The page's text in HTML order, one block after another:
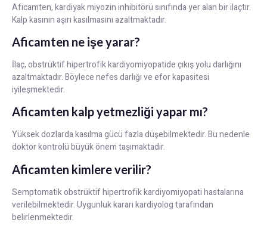
Aficamten, kardiyak miyozin inhibitörü sınıfında yer alan bir ilaçtır.
Kalp kasının aşırı kasılmasını azaltmaktadır.
Aficamten ne işe yarar?
İlaç, obstrüktif hipertrofik kardiyomiyopatide çıkış yolu darlığını
azaltmaktadır. Böylece nefes darlığı ve efor kapasitesi
iyileşmektedir.
Aficamten kalp yetmezliği yapar mı?
Yüksek dozlarda kasılma gücü fazla düşebilmektedir. Bu nedenle
doktor kontrolü büyük önem taşımaktadır.
Aficamten kimlere verilir?
Semptomatik obstrüktif hipertrofik kardiyomiyopati hastalarına
verilebilmektedir. Uygunluk kararı kardiyolog tarafından
belirlenmektedir.